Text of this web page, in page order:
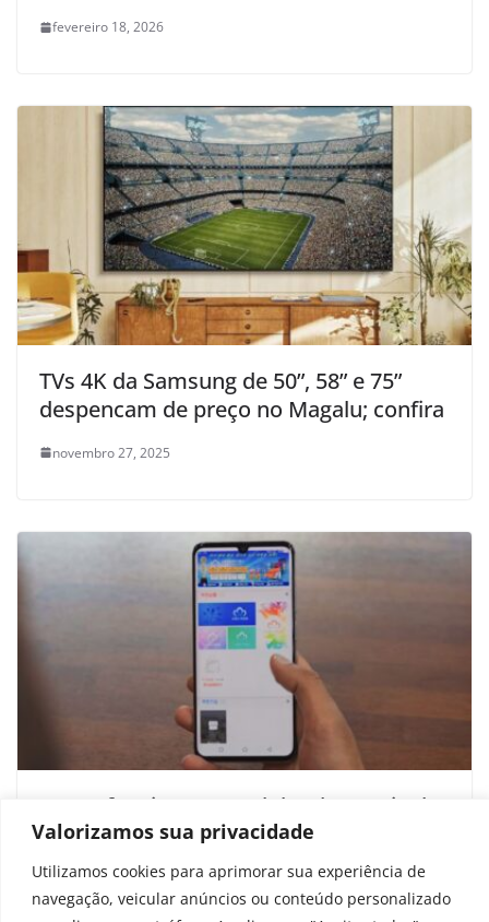
Valorizamos sua privacidade
Utilizamos cookies para aprimorar sua experiência de
navegação, veicular anúncios ou conteúdo personalizado
fevereiro 18, 2026
TVs 4K da Samsung de 50”, 58” e 75”
despencam de preço no Magalu; confira
novembro 27, 2025
Como funciona um celular da Coreia do
Norte? Youtuber expõe vigilância
extrema
novembro 24, 2025